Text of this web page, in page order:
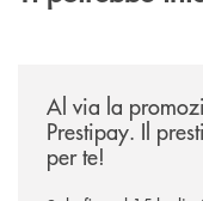
Al via la
Prestipay. Il
per te!